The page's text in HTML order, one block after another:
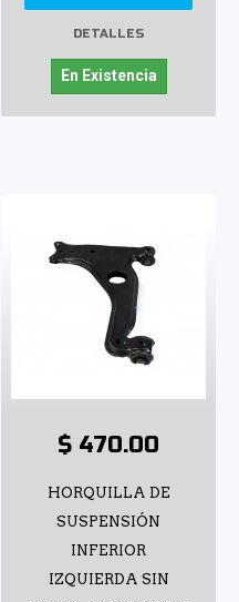
DETALLES
En Existencia
$ 470.00
HORQUILLA DE
SUSPENSIÓN
INFERIOR
IZQUIERDA SIN